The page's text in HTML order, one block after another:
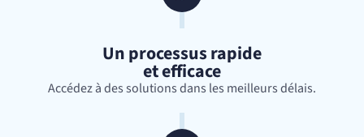
Un processus rapide
et efficace
Accédez à des solutions dans les meilleurs délais.